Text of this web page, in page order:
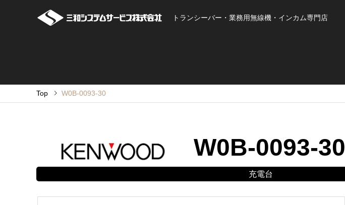
トランシーバー・業務用無線機・インカム専門店
Top W0B-0093-30
W0B-0093-30
充電台